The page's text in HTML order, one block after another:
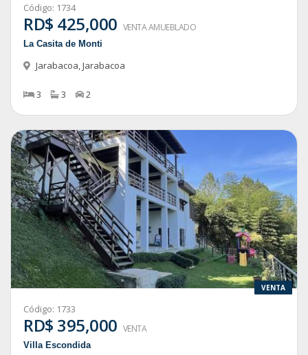
Código: 1734
RD$ 425,000 VENTA AMUEBLADO
La Casita de Monti
Jarabacoa,Jarabacoa
3 3 2
VENTA
Código: 1733
RD$ 395,000 VENTA
Villa Escondida